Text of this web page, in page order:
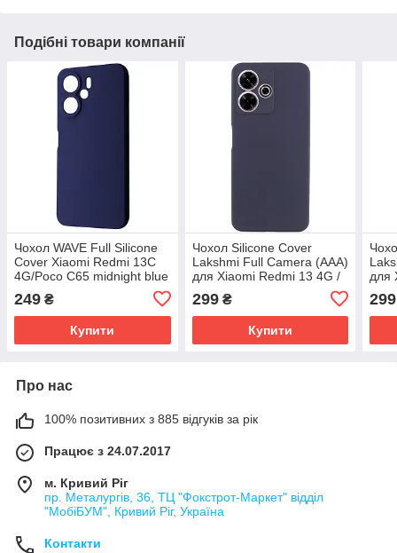
Подібні товари компанії
Чохол WAVE Full Silicone
Cover Xiaomi Redmi 13C
4G/Poco C65 midnight blue
249 ₴
Купити
Чохол Silicone Cover
Lakshmi Full Camera (AAA)
для Xiaomi Redmi 13 4G /
Poco M6 4G | Мікрофібра
Темно-синій / Midnight
blue
299₴
Купити
для
blue
299
Про нас
100% позитивних з 885 відгуків за рік
Працює з 24.07.2017
м. Кривий Ріг
пр. Металургів, 36, ТЦ "Фокстрот-Маркет" відділ
"МобіБУМ", Кривий Ріг, Україна
Контакти